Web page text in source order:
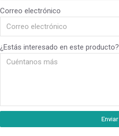
Correo electrónico
¿Estás interesado en este producto?
Enviar